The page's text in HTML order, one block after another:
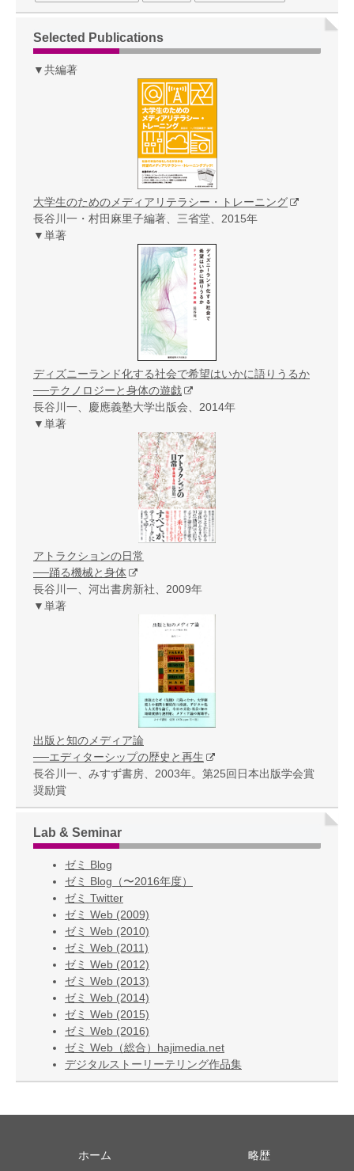
Selected Publications
▼共編著
大学生のためのメディアリテラシー・トレーニング
長谷川一・村田麻里子編著、三省堂、2015年
▼単著
ディズニーランド化する社会で希望はいかに語りうるか
──テクノロジーと身体の遊戯
長谷川一、慶應義塾大学出版会、2014年
▼単著
アトラクションの日常
──踊る機械と身体
長谷川一、河出書房新社、2009年
▼単著
出版と知のメディア論
──エディターシップの歴史と再生
長谷川一、みすず書房、2003年。第25回日本出版学会賞
奨励賞
Lab & Seminar
ゼミ Blog
ゼミ Blog（〜2016年度）
ゼミ Twitter
ゼミ Web (2009)
ゼミ Web (2010)
ゼミ Web (2011)
ゼミ Web (2012)
ゼミ Web (2013)
ゼミ Web (2014)
ゼミ Web (2015)
ゼミ Web (2016)
ゼミ Web（総合）hajimedia.net
デジタルストーリーテリング作品集
ホーム 略歴